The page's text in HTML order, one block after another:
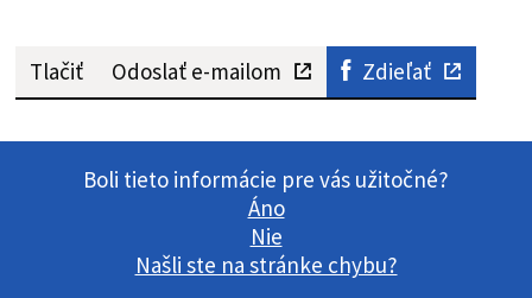
Tlačiť Odoslať e-mailom Zdieľať
Boli tieto informácie pre vás užitočné?
Áno
Nie
Našli ste na stránke chybu?